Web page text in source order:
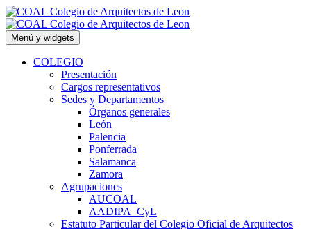
Saltar
al
contenido
Menú y widgets
COLEGIO
Presentación
Cargos representativos
Sedes y Departamentos
Órganos generales
León
Palencia
Ponferrada
Salamanca
Zamora
Agrupaciones
AUCOAL
AADIPA_CyL
Estatuto Particular del Colegio Oficial de Arquitectos